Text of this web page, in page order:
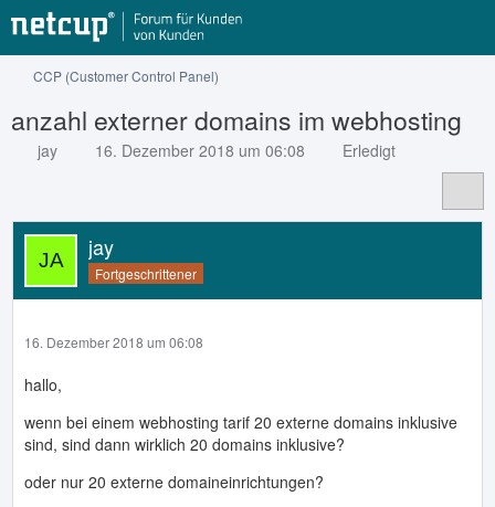
CCP (Customer Control Panel)
anzahl externer domains im webhosting
jay 16. Dezember 2018 um 06:08 Erledigt
jay
Fortgeschrittener
16. Dezember 2018 um 06:08
hallo,
wenn bei einem webhosting tarif 20 externe domains inklusive
sind, sind dann wirklich 20 domains inklusive?
oder nur 20 externe domaineinrichtungen?